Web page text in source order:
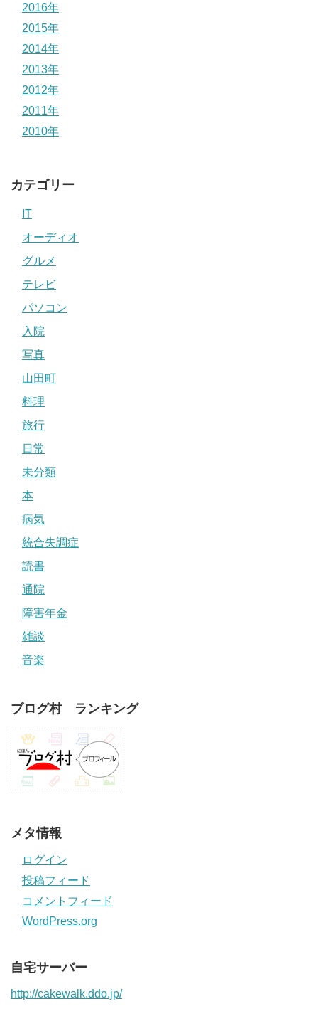
2016年
2015年
2014年
2013年
2012年
2011年
2010年
カテゴリー
IT
オーディオ
グルメ
テレビ
パソコン
入院
写真
山田町
料理
旅行
日常
未分類
本
病気
統合失調症
読書
通院
障害年金
雑談
音楽
ブログ村 ランキング
メタ情報
ログイン
投稿フィード
コメントフィード
WordPress.org
自宅サーバー
http://cakewalk.ddo.jp/